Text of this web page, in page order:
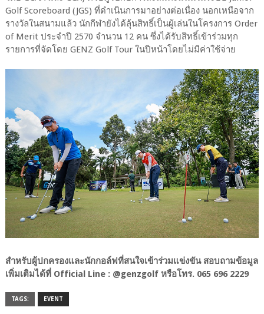
Golf Scoreboard (JGS) ที่ดำเนินการมาอย่างต่อเนื่อง นอกเหนือจาก
รางวัลในสนามแล้ว นักกีฬายังได้ลุ้นสิทธิ์เป็นผู้เล่นในโครงการ Order
of Merit ประจำปี 2570 จำนวน 12 คน ซึ่งได้รับสิทธิ์เข้าร่วมทุก
รายการที่จัดโดย GENZ Golf Tour ในปีหน้าโดยไม่มีค่าใช้จ่าย
สำหรับผู้ปกครองและนักกอล์ฟที่สนใจเข้าร่วมแข่งขัน สอบถามข้อมูล
เพิ่มเติมได้ที่ Official Line : @genzgolf หรือโทร. 065 696 2229
TAGS: EVENT